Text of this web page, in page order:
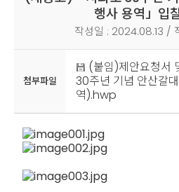
행사 용역」입
작성일 : 2024.08.13 /
첨부파일
(붙임)제안요청서
30주년 기념 안산갈
역).hwp